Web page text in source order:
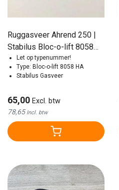
Ruggasveer Ahrend 250 |
Stabilus Bloc-o-lift 8058
HA / 1000N
Let op typenummer!
Type: Bloc-o-lift 8058 HA
Stabilus Gasveer
65,00 Excl. btw
78,65Incl. btw